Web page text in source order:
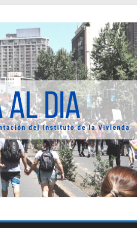
y representaciones [2022]
las fronteras latinoamericanas
patrimonio emblemático [2014]